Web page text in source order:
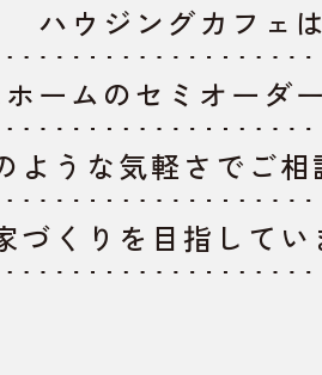
ハウジングカフェは
ームのセミオーダ
ような気軽さでご相
づくりを目指してい